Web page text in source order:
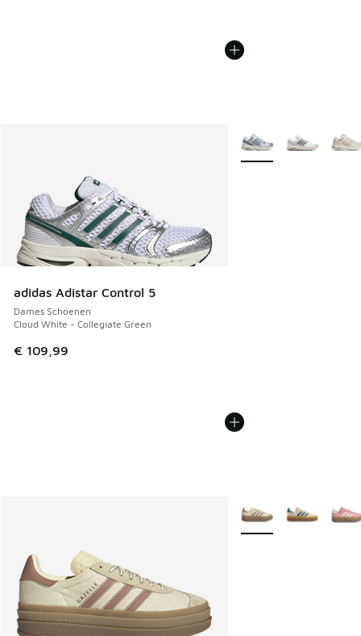
adidas Adistar Control 5
Dames Schoenen
Cloud White - Collegiate Green
€ 109,99
Meer kleuren
Meer kleuren